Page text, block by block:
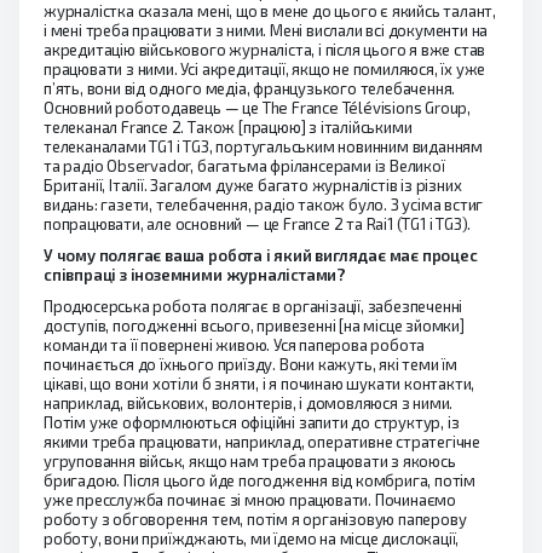
журналістка сказала мені, що в мене до цього є якийсь талант,
і мені треба працювати з ними. Мені вислали всі документи на
акредитацію військового журналіста, і після цього я вже став
працювати з ними. Усі акредитації, якщо не помиляюся, їх уже
п’ять, вони від одного медіа, французького телебачення.
Основний роботодавець — це The France Télévisions Group,
телеканал France 2. Також [працюю] з італійськими
телеканалами TG1 і TG3, португальським новинним виданням
та радіо Observador, багатьма фрілансерами із Великої
Британії, Італії. Загалом дуже багато журналістів із різних
видань: газети, телебачення, радіо також було. З усіма встиг
попрацювати, але основний — це France 2 та Rai1 (TG1 і TG3).
У чому полягає ваша робота і який виглядає має процес
співпраці з іноземними журналістами?
Продюсерська робота полягає в організації, забезпеченні
доступів, погодженні всього, привезенні [на місце зйомки]
команди та її повернені живою. Уся паперова робота
починається до їхнього приїзду. Вони кажуть, які теми їм
цікаві, що вони хотіли б зняти, і я починаю шукати контакти,
наприклад, військових, волонтерів, і домовляюся з ними.
Потім уже оформлюються офіційні запити до структур, із
якими треба працювати, наприклад, оперативне стратегічне
угруповання військ, якщо нам треба працювати з якоюсь
бригадою. Після цього йде погодження від комбрига, потім
уже пресслужба починає зі мною працювати. Починаємо
роботу з обговорення тем, потім я організовую паперову
роботу, вони приїжджають, ми їдемо на місце дислокації,